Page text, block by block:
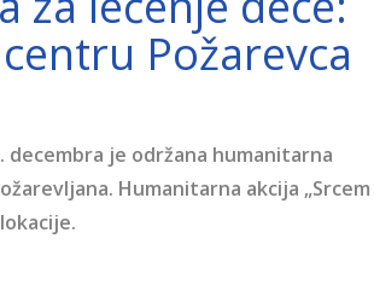
Požarevca
decembra je održana humanitarna
Humanitarna akcija „Srcem